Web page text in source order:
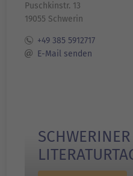
Puschkinstr. 13
19055 Schwerin
+49 385 5912717
E-Mail senden
SCHWERINER